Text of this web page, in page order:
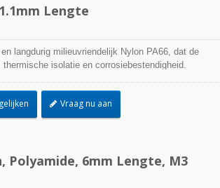
Lengte
langdurig milieuvriendelijk Nylon PA66, dat de
isolatie en corrosiebestendigheid.
Vraag nu aan
Polyamide, 6mm Lengte, M3